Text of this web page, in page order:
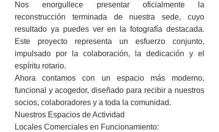
Nos enorgullece presentar oficialmente la
reconstrucción terminada de nuestra sede, cuyo
resultado ya puedes ver en la fotografía destacada.
Este proyecto representa un esfuerzo conjunto,
impulsado por la colaboración, la dedicación y el
espíritu rotario.
Ahora contamos con un espacio más moderno,
funcional y acogedor, diseñado para recibir a nuestros
socios, colaboradores y a toda la comunidad.
Nuestros Espacios de Actividad
Locales Comerciales en Funcionamiento: